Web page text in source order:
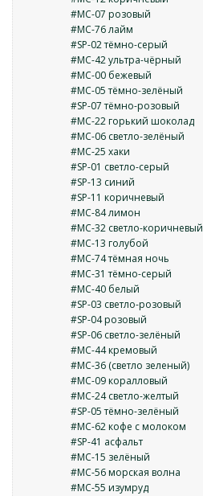
#MC-07 розовый
#MC-76 лайм
#SP-02 тёмно-серый
#MC-42 ультра-чёрный
#MC-00 бежевый
#MC-05 тёмно-зелёный
#SP-07 тёмно-розовый
#MC-22 горький шоколад
#MC-06 светло-зелёный
#MC-25 хаки
#SP-01 светло-серый
#SP-13 синий
#SP-11 коричневый
#MC-84 лимон
#MC-32 светло-коричневый
#MC-13 голубой
#MC-74 тёмная ночь
#MC-31 тёмно-серый
#МС-40 белый
#SP-03 светло-розовый
#SP-04 розовый
#SP-06 светло-зелёный
#MC-44 кремовый
#МС-36 (светло зеленый)
#MC-09 коралловый
#MC-24 светло-желтый
#SP-05 тёмно-зелёный
#MC-62 кофе с молоком
#SP-41 асфальт
#MC-15 зелёный
#MC-56 морская волна
#MC-55 изумруд